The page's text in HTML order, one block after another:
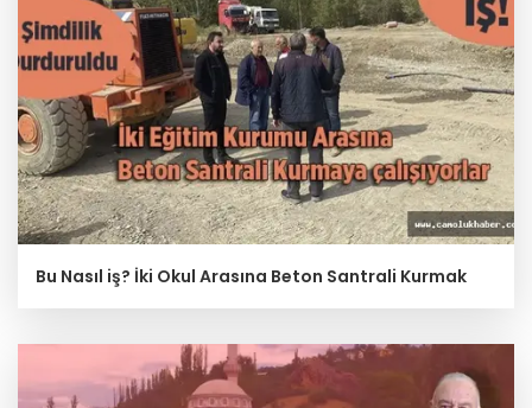
Bu Nasıl iş? İki Okul Arasına Beton Santrali Kurmak